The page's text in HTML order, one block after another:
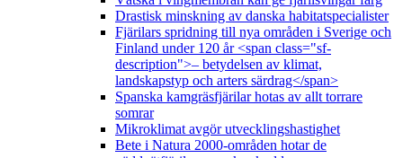
Drastisk minskning av danska habitatspecialister
Fjärilars spridning till nya områden i Sverige och
Finland under 120 år <span class="sf-
description">– betydelsen av klimat,
landskapstyp och arters särdrag</span>
Spanska kamgräsfjärilar hotas av allt torrare
somrar
Mikroklimat avgör utvecklingshastighet
Bete i Natura 2000-områden hotar de